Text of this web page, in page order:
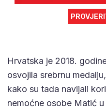
Hrvatska je 2018.
osvojila srebrnu
kako su tada navijali
nemoćne osobe Matić